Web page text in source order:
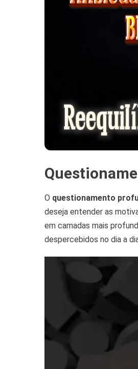
O questionamento
deseja entender as
em camadas mais
despercebidos no dia a